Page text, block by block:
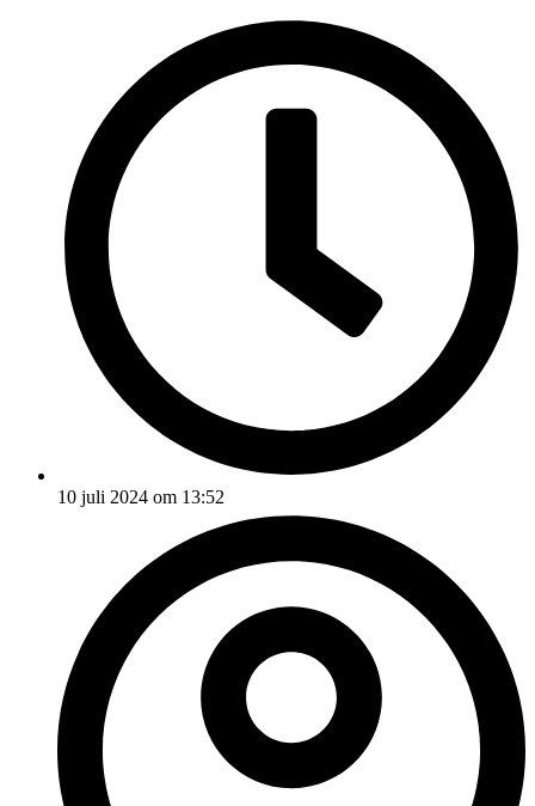
10 juli 2024 om 13:52